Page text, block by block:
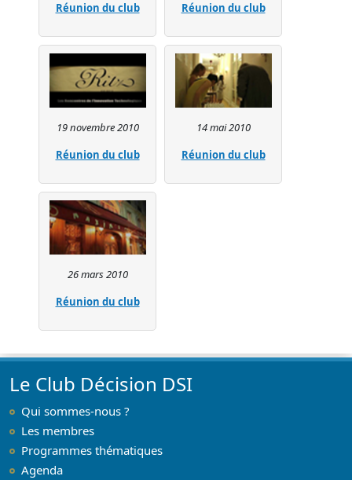
Réunion du club
Réunion du club
19 novembre 2010
Réunion du club
14 mai 2010
Réunion du club
26 mars 2010
Réunion du club
Le Club Décision DSI
Qui sommes-nous ?
Les membres
Programmes thématiques
Agenda